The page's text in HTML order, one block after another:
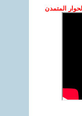
المتمدن